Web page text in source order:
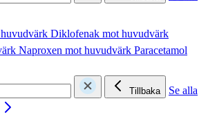
Diklofenak mot huvudvärk
Naproxen mot huvudvärk Paracetamol
Tillbaka
Se alla